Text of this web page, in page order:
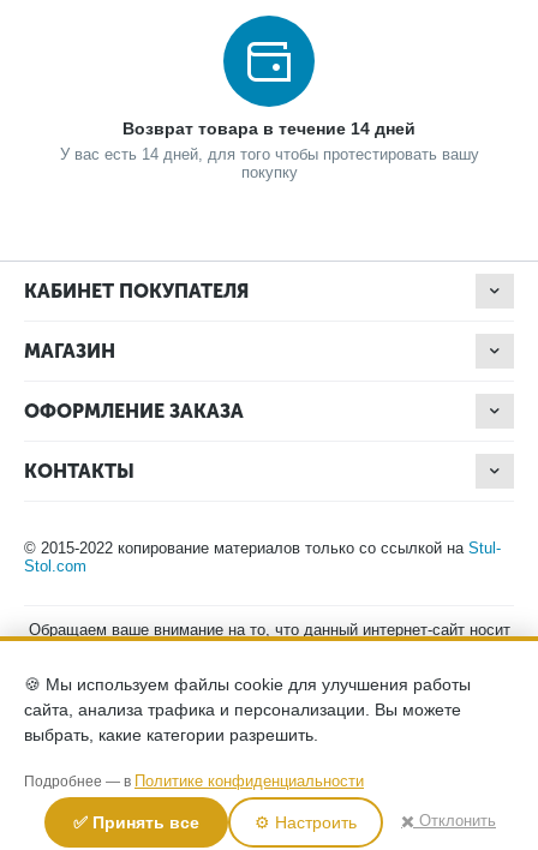
Возврат товара в течение 14 дней
У вас есть 14 дней, для того чтобы протестировать вашу
покупку
КАБИНЕТ ПОКУПАТЕЛЯ
МАГАЗИН
ОФОРМЛЕНИЕ ЗАКАЗА
КОНТАКТЫ
© 2015-2022 копирование материалов только со ссылкой на Stul-
Stol.com
Обращаем ваше внимание на то, что данный интернет-сайт носит
положениями Статьи 437 (2) Гражданского кодекса Российской
Федерации. Для получения подробной информации о наличии и
стоимости указанных товаров, пожалуйста, обращайтесь к
менеджерам компании по телефону.
Политика конфиденциальности
данных согласие на обработку персональных данных
🍪 Мы используем файлы cookie для улучшения работы
сайта, анализа трафика и персонализации. Вы можете
выбрать, какие категории разрешить.
Подробнее — в Политике конфиденциальности
✅ Принять все ⚙️ Настроить ✖️ Отклонить